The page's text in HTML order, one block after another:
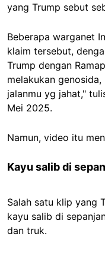
yang Trump sebut
Beberapa warganet
klaim tersebut,
Trump dengan
melakukan
jalanmu yg jahat,"
Mei 2025.
Namun, video itu
Kayu salib di
Salah satu klip yang
kayu salib di
dan truk.